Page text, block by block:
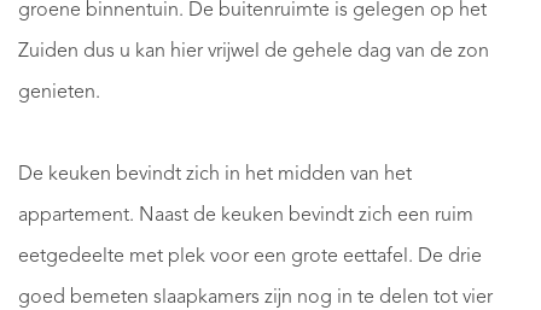
groene binnentuin. De buitenruimte is gelegen op het
Zuiden dus u kan hier vrijwel de gehele dag van de zon
genieten.
De keuken bevindt zich in het midden van het
appartement. Naast de keuken bevindt zich een ruim
eetgedeelte met plek voor een grote eettafel. De drie
goed bemeten slaapkamers zijn nog in te delen tot vier